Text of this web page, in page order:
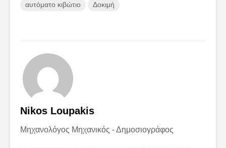
αυτόματο κιβώτιο
Δοκιμή
Nikos Loupakis
Μηχανολόγος Μηχανικός - Δημοσιογράφος